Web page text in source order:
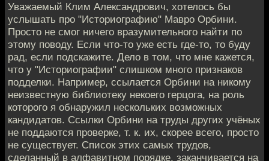
Уважаемый Клим Александрович, хотелось бы
услышать про "Историографию" Мавро Орбини.
Просто не смог ничего вразумительного найти по
этому поводу. Если что-то уже есть где-то, то буду
рад, если подскажите. Дело в том, что мне кажется,
что у "Историографии" слишком много признаков
подделки. Например, ссылается Орбини на никому
неизвестную библиотеку некоего герцога, на роль
которого я обнаружил нескольких возможных
кандидатов. Ссылки Орбини на труды других учёных
не поддаются проверке, т. к. их, скорее всего, просто
не существует. Список этих самых трудов,
сделанный в алфавитном порядке, заканчивается на